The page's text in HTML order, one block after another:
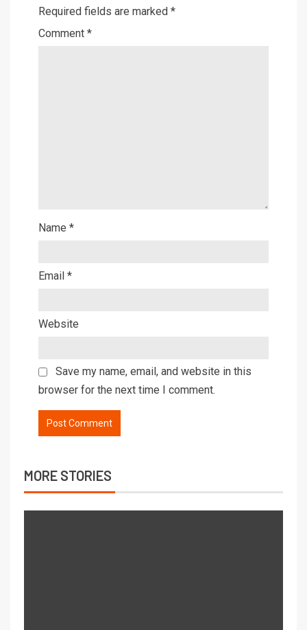
Required fields are marked *
Comment *
Name *
Email *
Website
Save my name, email, and website in this
browser for the next time I comment.
MORE STORIES